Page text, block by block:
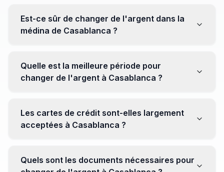
être moins avantageux. Orientez-vous plutôt vers les
bureaux de change en ville pour obtenir de meilleurs
Est-ce sûr de changer de l'argent dans la
médina de Casablanca ?
établissements réputés pour éviter les surprises.
Quelle est la meilleure période pour
changer de l'argent à Casablanca ?
soyez attentif aux fluctuations pour maximiser la valeur
de vos devises.
Les cartes de crédit sont-elles largement
acceptées à Casablanca ?
Cependant, avoir un peu de monnaie locale peut être
Quels sont les documents nécessaires pour